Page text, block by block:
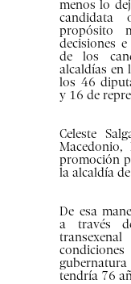
menos lo
candidata
propósito
decisiones
de los
alcaldías en
los 46
y 16 de
Celeste
promoción
la alcaldía
De esa
a través
tendría 76